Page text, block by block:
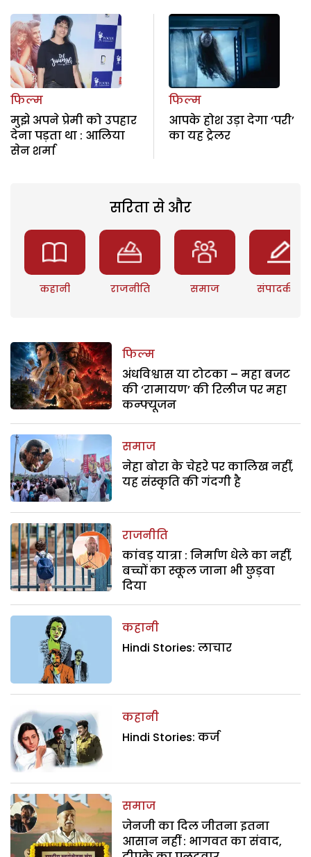
फिल्म
मुझे अपने प्रेमी को उपहार
देना पड़ता था : आलिया
सेन शर्मा
फिल्म
आपके होश उड़ा देगा ‘परी’
का यह ट्रेलर
सरिता से और
कहानी राजनीति समाज संपादकीय
फिल्म
अंधविश्वास या टोटका – महा बजट
की ‘रामायण’ की रिलीज पर महा
कन्फ्यूजन
समाज
नेहा बोरा के चेहरे पर कालिख नहीं,
यह संस्कृति की गंदगी है
राजनीति
कांवड़ यात्रा : निर्माण धेले का नहीं,
बच्चों का स्कूल जाना भी छुड़वा
दिया
कहानी
Hindi Stories: लाचार
कहानी
Hindi Stories: कर्ज
समाज
जेनजी का दिल जीतना इतना
आसान नहीं : भागवत का संवाद,